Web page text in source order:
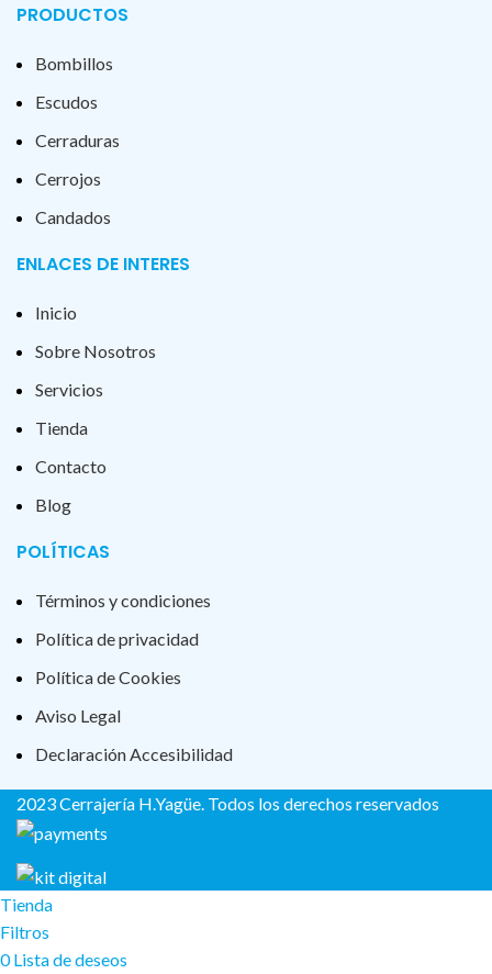
PRODUCTOS
Bombillos
Escudos
Cerraduras
Cerrojos
Candados
ENLACES DE INTERES
Inicio
Sobre Nosotros
Servicios
Tienda
Contacto
Blog
POLÍTICAS
Términos y condiciones
Política de privacidad
Política de Cookies
Aviso Legal
Declaración Accesibilidad
2023 Cerrajería H.Yagüe. Todos los derechos reservados
Tienda
Filtros
0Lista de deseos